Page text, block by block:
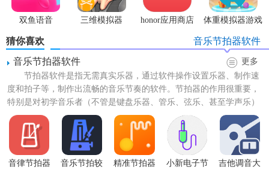
【乐器节拍器免费下载功能】
1. 节拍控制：提供从极慢到极快的多种节拍速度调节，满足
双鱼语音
三维模拟器
honor应用商店 体重模拟器游戏
猜你喜欢
音乐节拍器软件
音乐节拍器软件
更多
节拍器软件是指无需真实乐器，通过软件操作设置乐器、制作速
度和拍子等，制作出流畅的音乐节奏的软件。节拍器的作用很重要，
特别是对初学音乐者（不管是键盘乐器、管乐、弦乐、甚至学声乐）
尤其重要。目前常见的节拍...
音律节拍器
音乐节拍较
精准节拍器
小新电子节
吉他调音大